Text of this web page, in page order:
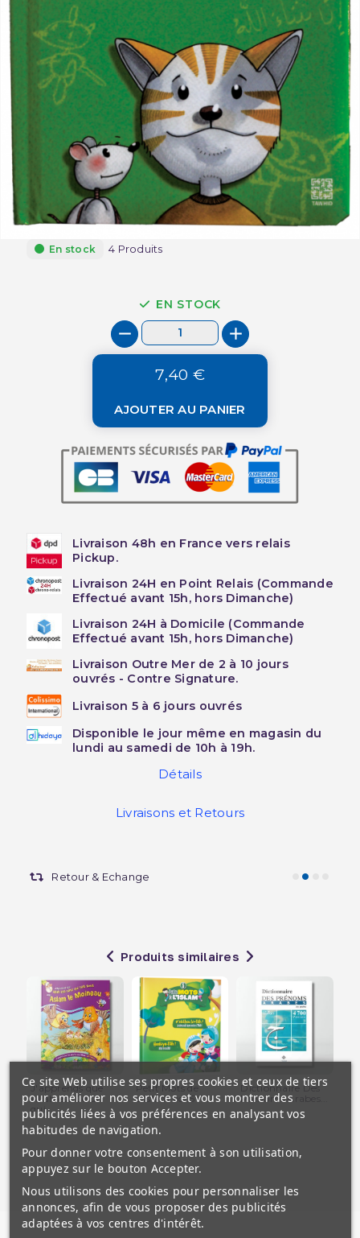
En stock 4 Produits
EN STOCK
7,40 €
AJOUTER AU PANIER
Livraison 48h en France vers relais
Pickup.
Livraison 24H en Point Relais (Commande
Effectué avant 15h, hors Dimanche)
Livraison 24H à Domicile (Commande
Effectué avant 15h, hors Dimanche)
Livraison Outre Mer de 2 à 10 jours
ouvrés - Contre Signature.
Livraison 5 à 6 jours ouvrés
Disponible le jour même en magasin du
lundi au samedi de 10h à 19h.
Détails
Livraisons et Retours
Retour & Echange
Produits similaires
J'apprends que
Allah est Celui
qui...
Petit Mots de
L'Islam vol.5 -...
Dictionnaire Des
Prénoms Arabes...
Ce site Web utilise ses propres cookies et ceux de tiers
pour améliorer nos services et vous montrer des
publicités liées à vos préférences en analysant vos
habitudes de navigation.
Pour donner votre consentement à son utilisation,
appuyez sur le bouton Accepter.
Nous utilisons des cookies pour personnaliser les
annonces, afin de vous proposer des publicités
adaptées à vos centres d'intérêt.